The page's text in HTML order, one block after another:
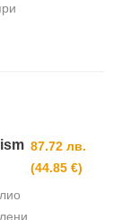
87.72 лв.
(44.85 €)